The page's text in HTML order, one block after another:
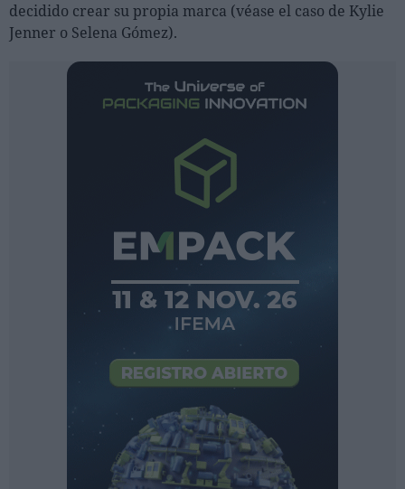
decidido crear su propia marca (véase el caso de Kylie
Jenner o Selena Gómez).